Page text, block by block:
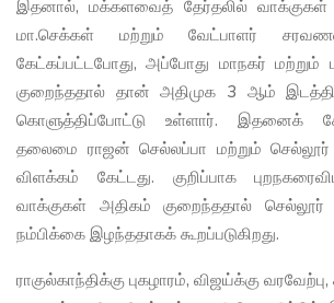
இதனால், மக்களவைத் தேர்தலில் வாக்குகள்
மா.செக்கள் மற்றும் வேட்பாளர்
கேட்கப்பட்டபோது, அப்போது மாநகர் மற்றும்
குறைந்ததால் தான் அதிமுக 3 ஆம்
கொளுத்திப்போட்டு உள்ளார். இதனைக்
தலைமை ராஜன் செல்லப்பா மற்றும் செல்லூர்
விளக்கம் கேட்டது. குறிப்பாக
வாக்குகள் அதிகம் குறைந்ததால்
நம்பிக்கை இழந்ததாகக் கூறப்படுகிறது.
ராகுல்காந்திக்கு புகழாரம், விஜய்க்கு